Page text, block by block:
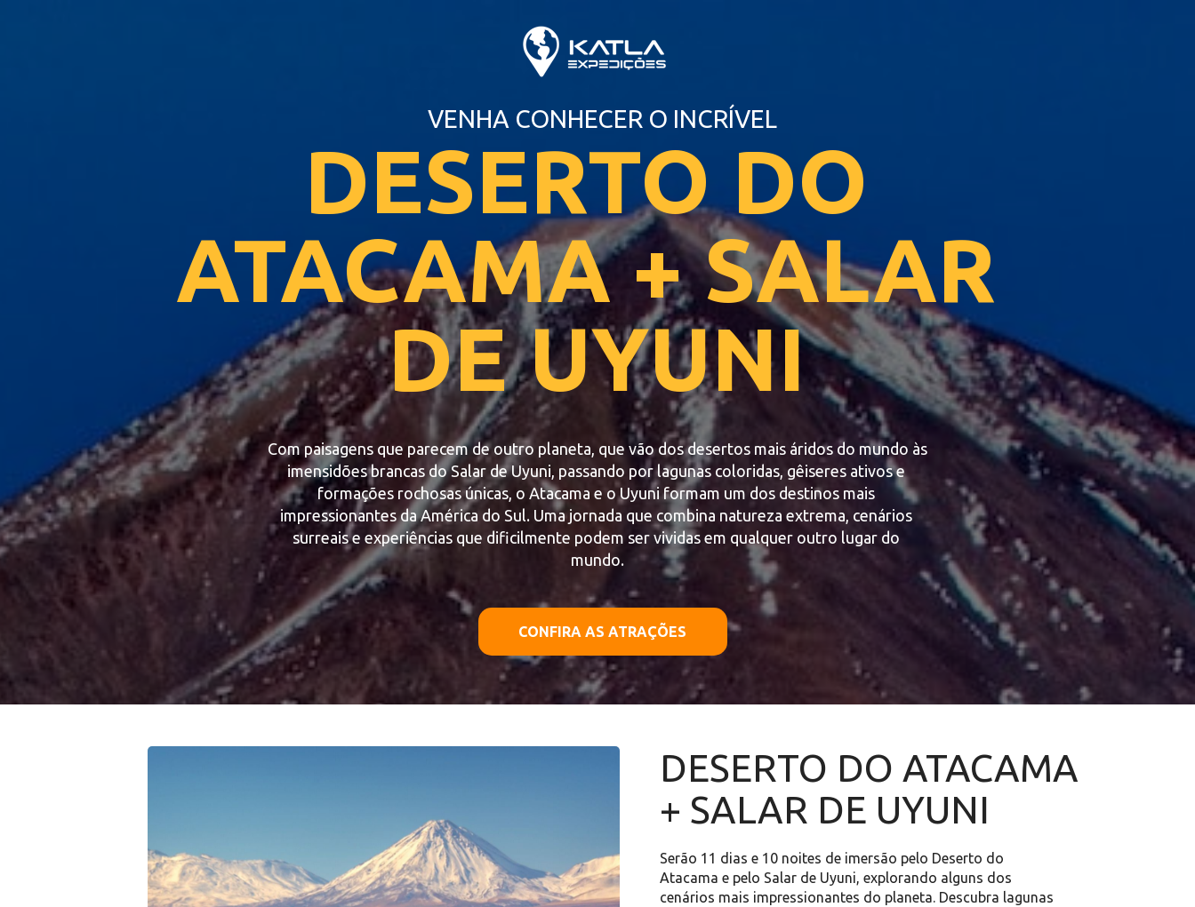
VENHA CONHECER O INCRÍVEL
DESERTO DO
ATACAMA + SALAR
DE UYUNI
Com paisagens que parecem de outro planeta, que vão dos desertos mais áridos do mundo às
imensidões brancas do Salar de Uyuni, passando por lagunas coloridas, gêiseres ativos e
formações rochosas únicas, o Atacama e o Uyuni formam um dos destinos mais
impressionantes da América do Sul. Uma jornada que combina natureza extrema, cenários
surreais e experiências que dificilmente podem ser vividas em qualquer outro lugar do
mundo.
CONFIRA AS ATRAÇÕES
DESERTO DO ATACAMA
+ SALAR DE UYUNI
Serão 11 dias e 10 noites de imersão pelo Deserto do
Atacama e pelo Salar de Uyuni, explorando alguns dos
cenários mais impressionantes do planeta. Descubra lagunas